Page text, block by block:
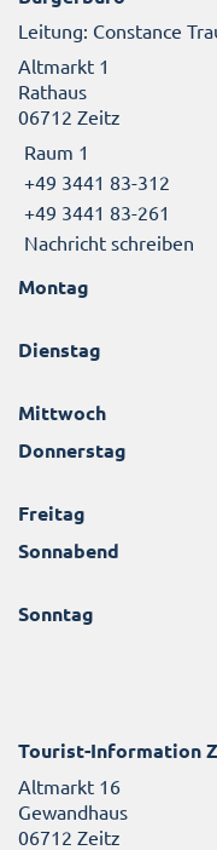
Leitung: Constance
Altmarkt 1
Rathaus
06712 Zeitz
Raum 1
+49 3441 83-312
+49 3441 83-261
Nachricht schreiben
Montag
Dienstag
Mittwoch
Donnerstag
Freitag
Sonnabend
Sonntag
Tourist-Information
Altmarkt 16
Gewandhaus
06712 Zeitz